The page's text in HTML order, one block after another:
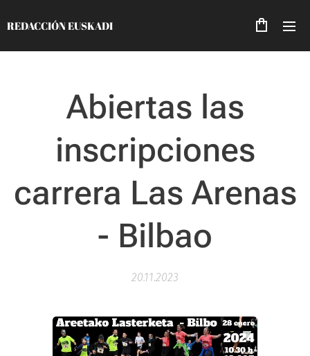
REDACCIÓN EUSKADI
Abiertas las
inscripciones
carrera Las Arenas
- Bilbao
20.11.2023